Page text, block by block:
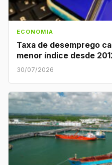
ECONOMIA
Taxa de desemprego
menor índice desde
30/07/2026